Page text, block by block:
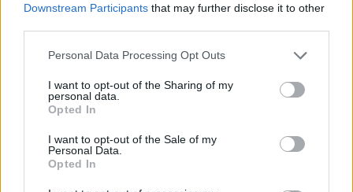
Downstream Participants that may further disclose it to other
Personal Data Processing Opt Outs
I want to opt-out of the Sharing of my
personal data.
Opted In
I want to opt-out of the Sale of my
Personal Data.
Opted In
Διάβασε σχετικά
Κλειστός ο δρόμος που οδηγεί στα Τ.Ε.Π. του
Παναρκαδικού Νοσοκομείου την Τρίτη